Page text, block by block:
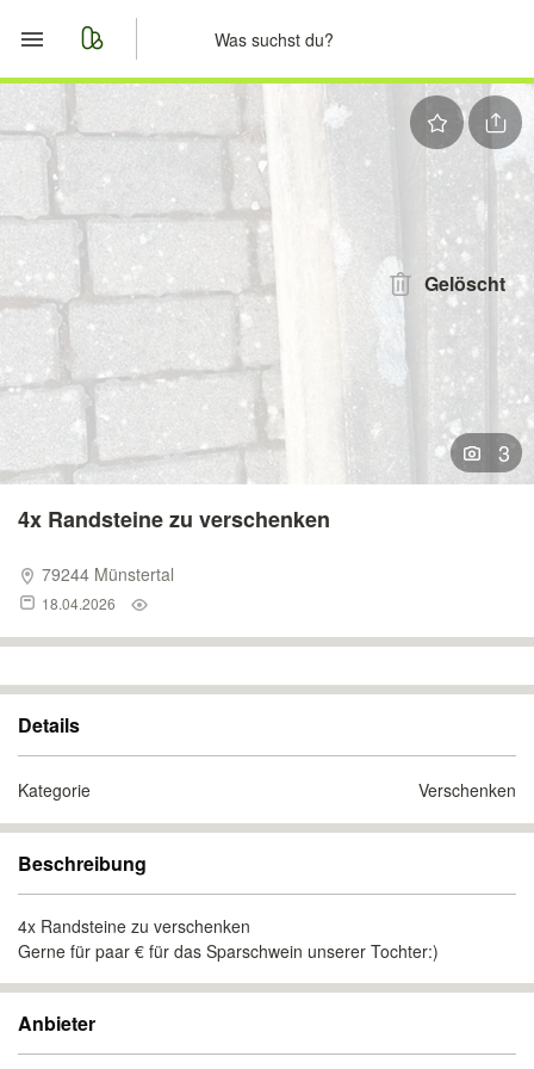
Start
Nachrichten
Anzeige aufgeben
Gelöscht
3
4x Randsteine zu verschenken
79244 Münstertal
18.04.2026
Details
Kategorie Verschenken
Beschreibung
4x Randsteine zu verschenken
Gerne für paar € für das Sparschwein unserer Tochter:)
Anbieter